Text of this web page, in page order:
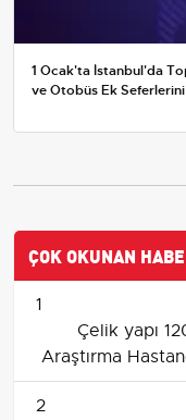
1 Ocak'ta İstanbul'da
ve Otobüs Ek Seferlerini
ÇOK OKUNAN
1
Çelik yapı
Araştırma
2